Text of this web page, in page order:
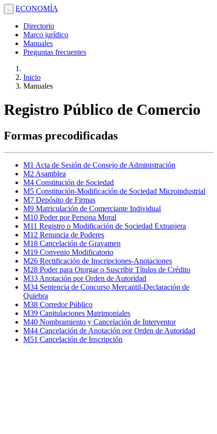
. ECONOMÍA
Directorio
Marco jurídico
Manuales
Preguntas frecuentes
Inicio
Manuales
Registro Público de Comercio
Formas precodificadas
M1 Acta de Sesión de Consejo de Administración
M2 Asamblea
M4 Constitución de Sociedad
M5 Constitución-Modificación de Sociedad Microindustrial
M7 Depósito de Firmas
M9 Matriculación de Comerciante Individual
M10 Poder por Persona Moral
M11 Registro o Modificación de Sociedad Extranjera
M12 Renuncia de Poderes
M18 Cancelación de Gravamen
M19 Convenio Modificatorio
M26 Rectificación de Inscripciones-Anotaciones
M28 Poder para Otorgar o Suscribir Títulos de Crédito
M33 Anotación por Orden de Autoridad
M34 Sentencia de Concurso Mercantil-Declaración de
Quiebra
M38 Corredor Público
M39 Capitulaciones Matrimoniales
M40 Nombramiento y Cancelación de Interventor
M44 Cancelación de Anotación por Orden de Autoridad
M51 Cancelación de Inscripción